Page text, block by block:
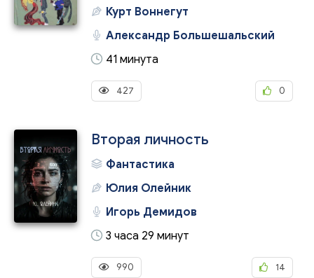
Курт Воннегут
Александр Большешальский
41 минута
427 0
Вторая личность
Фантастика
Юлия Олейник
Игорь Демидов
3 часа 29 минут
990 14